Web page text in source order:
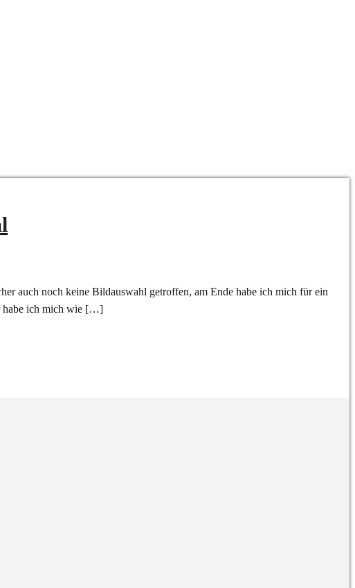
auch noch keine Bildauswahl getroffen, am Ende habe ich mich für ein
habe ich mich wie […]